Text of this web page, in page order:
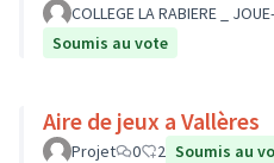
COLLEGE LA RABIERE _
Soumis au vote
Aire de jeux a Vallères
Projet 0 2 Soumis au